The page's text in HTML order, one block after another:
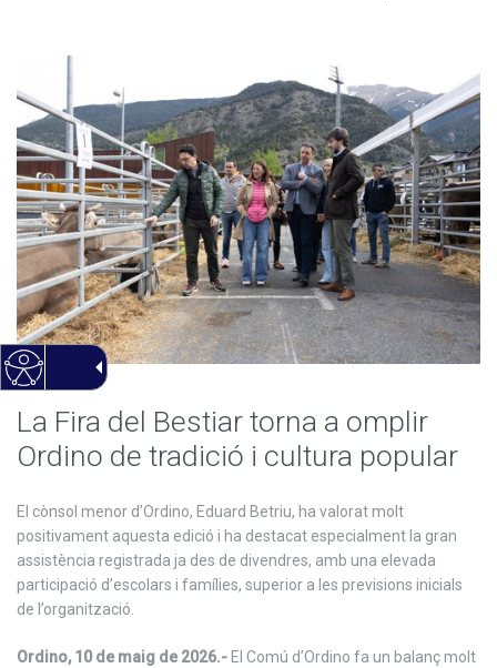
La Fira del Bestiar torna a omplir
Ordino de tradició i cultura popular
El cònsol menor d’Ordino, Eduard Betriu, ha valorat molt
positivament aquesta edició i ha destacat especialment la gran
assistència registrada ja des de divendres, amb una elevada
participació d’escolars i famílies, superior a les previsions inicials
de l’organització.
Ordino, 10 de maig de 2026.- El Comú d’Ordino fa un balanç molt